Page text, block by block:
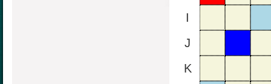
I
J
K